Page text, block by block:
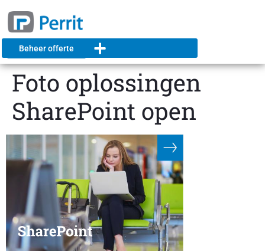
Beheer offerte
Foto oplossingen
SharePoint open